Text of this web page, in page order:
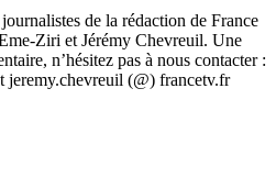
de la rédaction de France
Ziri et Jérémy Chevreuil. Une
n’hésitez pas à nous contacter :
jeremy.chevreuil (@) francetv.fr